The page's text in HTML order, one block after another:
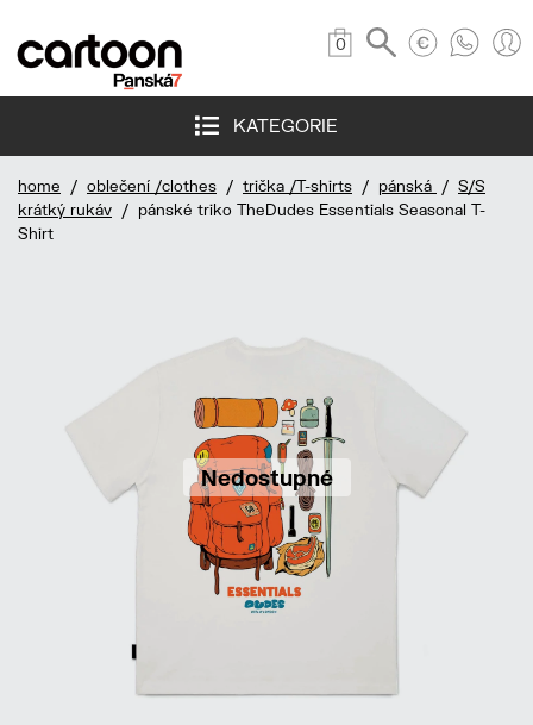
0
KATEGORIE
home / oblečení /clothes / trička /T-shirts / pánská / S/S
krátký rukáv / pánské triko TheDudes Essentials Seasonal T-
Shirt
Nedostupné